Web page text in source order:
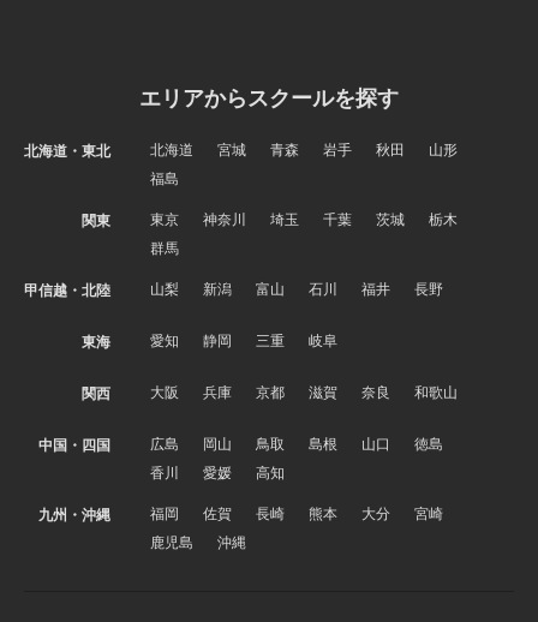
エリアからスクールを探す
北海道・東北 北海道 宮城 青森 岩手 秋田
山形
福島
関東 東京 神奈川 埼玉 千葉 茨城
栃木
群馬
甲信越・北陸 山梨 新潟 富山 石川 福井 長野
東海 愛知 静岡 三重 岐阜
関西 大阪 兵庫 京都 滋賀 奈良 和歌山
中国・四国 広島 岡山 鳥取 島根 山口
徳島
香川
愛媛 高知
九州・沖縄 福岡 佐賀 長崎 熊本 大分
宮崎
鹿児島
沖縄